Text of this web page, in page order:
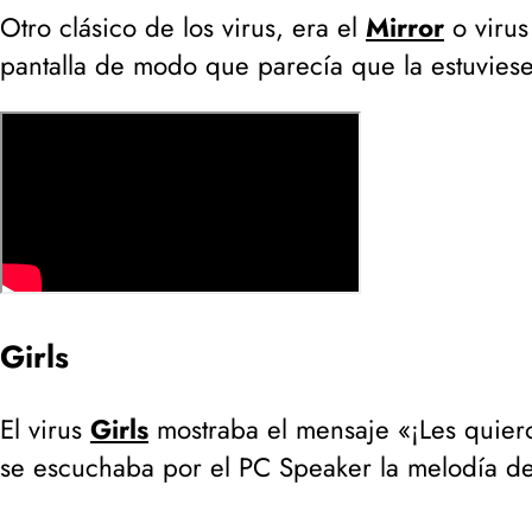
Otro clásico de los virus, era el Mirror o
pantalla de modo que parecía que la
Girls
El virus Girls mostraba el mensaje «¡Les
se escuchaba por el PC Speaker la melodía